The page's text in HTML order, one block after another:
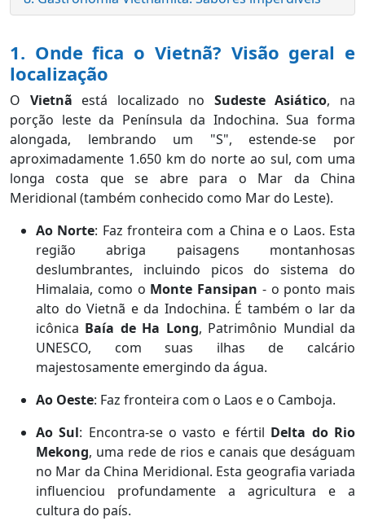
1. Onde fica o Vietnã? Visão geral e
localização
O Vietnã está localizado no Sudeste Asiático, na
porção leste da Península da Indochina. Sua forma
alongada, lembrando um "S", estende-se por
aproximadamente 1.650 km do norte ao sul, com uma
longa costa que se abre para o Mar da China
Meridional (também conhecido como Mar do Leste).
Ao Norte: Faz fronteira com a China e o Laos. Esta
região abriga paisagens montanhosas
deslumbrantes, incluindo picos do sistema do
Himalaia, como o Monte Fansipan - o ponto mais
alto do Vietnã e da Indochina. É também o lar da
icônica Baía de Ha Long, Patrimônio Mundial da
UNESCO, com suas ilhas de calcário
majestosamente emergindo da água.
Ao Oeste: Faz fronteira com o Laos e o Camboja.
Ao Sul: Encontra-se o vasto e fértil Delta do Rio
Mekong, uma rede de rios e canais que deságuam
no Mar da China Meridional. Esta geografia variada
influenciou profundamente a agricultura e a
cultura do país.